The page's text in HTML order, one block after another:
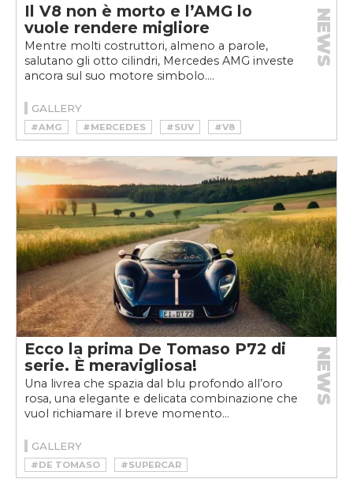
Il V8 non è morto e l’AMG lo
vuole rendere migliore
Mentre molti costruttori, almeno a parole,
salutano gli otto cilindri, Mercedes AMG investe
ancora sul suo motore simbolo....
NEWS
GALLERY
#AMG #MERCEDES #SUV #V8
Ecco la prima De Tomaso P72 di
serie. È meravigliosa!
Una livrea che spazia dal blu profondo all’oro
rosa, una elegante e delicata combinazione che
vuol richiamare il breve momento...
NEWS
GALLERY
#DE TOMASO #SUPERCAR